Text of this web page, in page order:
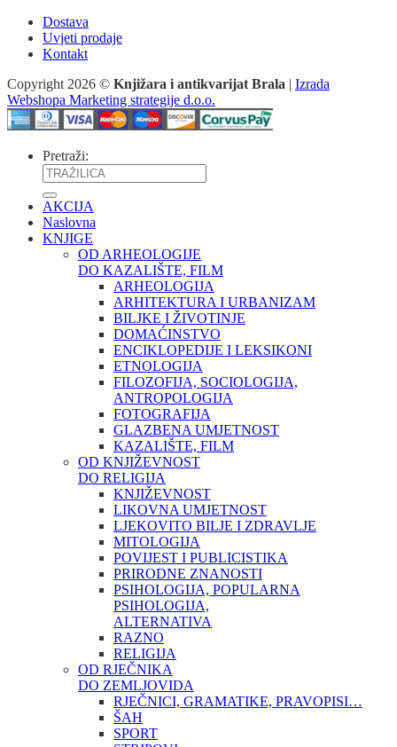
Dostava
Uvjeti prodaje
Kontakt
Copyright 2026 © Knjižara i antikvarijat Brala | Izrada
Webshopa Marketing strategije d.o.o.
Pretraži:
AKCIJA
Naslovna
KNJIGE
OD ARHEOLOGIJE
DO KAZALIŠTE, FILM
ARHEOLOGIJA
ARHITEKTURA I URBANIZAM
BILJKE I ŽIVOTINJE
DOMAĆINSTVO
ENCIKLOPEDIJE I LEKSIKONI
ETNOLOGIJA
FILOZOFIJA, SOCIOLOGIJA,
ANTROPOLOGIJA
FOTOGRAFIJA
GLAZBENA UMJETNOST
KAZALIŠTE, FILM
OD KNJIŽEVNOST
DO RELIGIJA
KNJIŽEVNOST
LIKOVNA UMJETNOST
LJEKOVITO BILJE I ZDRAVLJE
MITOLOGIJA
POVIJEST I PUBLICISTIKA
PRIRODNE ZNANOSTI
PSIHOLOGIJA, POPULARNA
PSIHOLOGIJA,
ALTERNATIVA
RAZNO
RELIGIJA
OD RJEČNIKA
DO ZEMLJOVIDA
RJEČNICI, GRAMATIKE, PRAVOPISI…
ŠAH
SPORT